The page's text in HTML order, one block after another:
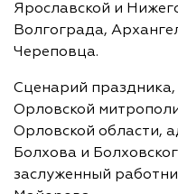
Ярославской и
Волгограда,
Череповца.
Сценарий праздника,
Орловской
Орловской области,
Болхова и
заслуженный